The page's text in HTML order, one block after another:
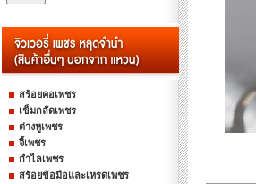
สร้อยคอเพชร
เข็มกลัดเพชร
ต่างหูเพชร
จี้เพชร
กำไลเพชร
สร้อยข้อมือและเหรดเพชร